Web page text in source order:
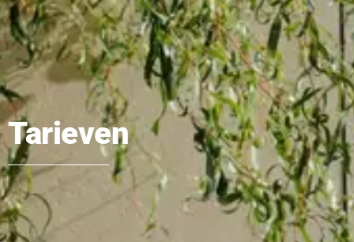
Tarieven